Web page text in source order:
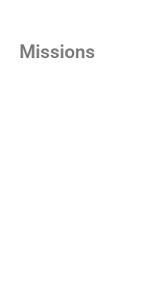
Missions